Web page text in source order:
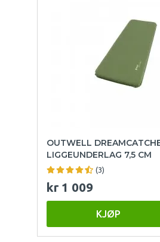
OUTWELL
LIGGEUNDERLAG 7,5 CM
(3)
kr 1 009
KJØP